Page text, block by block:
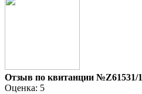
Отзыв по квитанции №Z61531/1
Оценка: 5